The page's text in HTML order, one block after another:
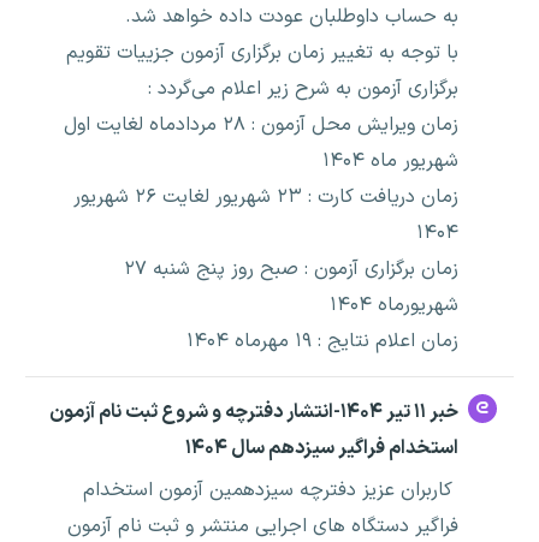
به حساب داوطلبان عودت داده خواهد شد.
با توجه به تغییر زمان برگزاری آزمون جزییات تقویم
برگزاری آزمون به شرح زیر اعلام می‌گردد :
زمان ویرایش محل آزمون : ۲۸ مردادماه لغایت اول
شهریور ماه ۱۴۰۴
زمان دریافت کارت : ۲۳ شهریور لغایت ۲۶ شهریور
۱۴۰۴
زمان برگزاری آزمون : صبح روز پنج شنبه ۲۷
شهریورماه ۱۴۰۴
زمان اعلام نتایج : ۱۹ مهرماه ۱۴۰۴
خبر ۱۱ تیر ۱۴۰۴-انتشار دفترچه و شروع ثبت نام آزمون
استخدام فراگیر سیزدهم سال ۱۴۰۴
کاربران عزیز دفترچه سیزدهمین آزمون استخدام
فراگیر دستگاه های اجرایی منتشر و ثبت نام آزمون